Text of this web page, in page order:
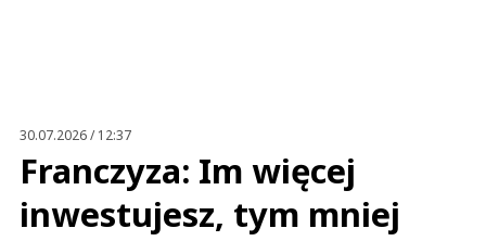
30.07.2026 / 12:37
Franczyza: Im więcej
inwestujesz, tym mniej